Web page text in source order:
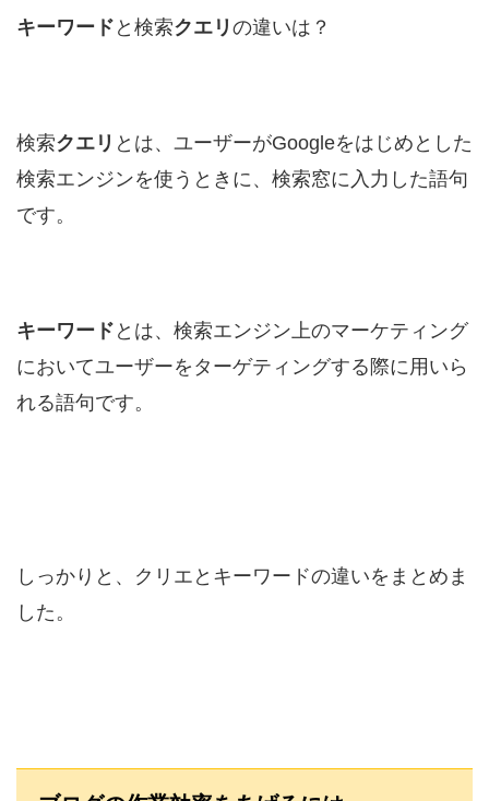
キーワード と検索クエリ の違いは？
検索クエリ とは、ユーザーがGoogleをはじめとした
検索エンジンを使うときに、検索窓に入力した語句
です。
キーワード とは、検索エンジン上のマーケティング
においてユーザーをターゲティングする際に用いら
れる語句です。
しっかりと、クリエとキーワードの違いをまとめま
した。